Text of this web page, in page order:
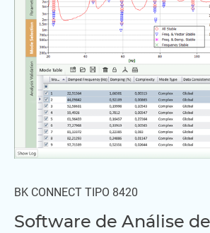
BK CONNECT TIPO 8420
Software de Análise